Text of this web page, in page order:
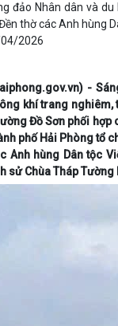
đảo Nhân dân và
thờ các Anh hùng
2026
-
khí trang nghiêm,
Đồ Sơn phối hợp
phố Hải Phòng tổ
Anh hùng Dân tộc
sử Chùa Tháp Tường